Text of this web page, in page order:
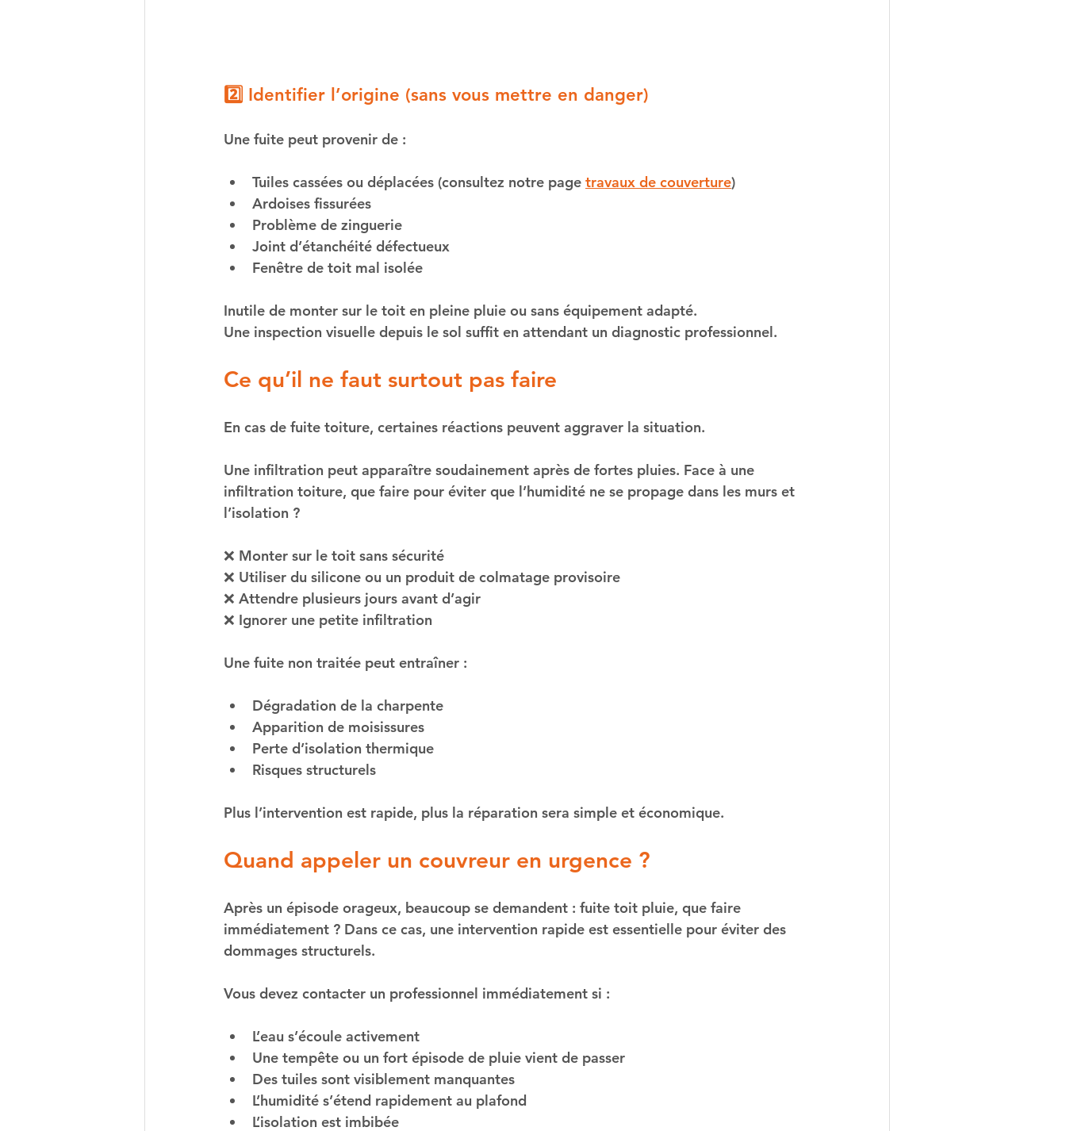
2️⃣ Identifier l’origine (sans vous mettre en danger)
Une fuite peut provenir de :
Tuiles cassées ou déplacées (consultez notre page travaux de couverture)
Ardoises fissurées
Problème de zinguerie
Joint d’étanchéité défectueux
Fenêtre de toit mal isolée
Inutile de monter sur le toit en pleine pluie ou sans équipement adapté.
Une inspection visuelle depuis le sol suffit en attendant un diagnostic professionnel.
Ce qu’il ne faut surtout pas faire
En cas de fuite toiture, certaines réactions peuvent aggraver la situation.
Une infiltration peut apparaître soudainement après de fortes pluies. Face à une
infiltration toiture, que faire pour éviter que l’humidité ne se propage dans les murs et
l’isolation ?
❌ Monter sur le toit sans sécurité
❌ Utiliser du silicone ou un produit de colmatage provisoire
❌ Attendre plusieurs jours avant d’agir
❌ Ignorer une petite infiltration
Une fuite non traitée peut entraîner :
Dégradation de la charpente
Apparition de moisissures
Perte d’isolation thermique
Risques structurels
Plus l’intervention est rapide, plus la réparation sera simple et économique.
Quand appeler un couvreur en urgence ?
Après un épisode orageux, beaucoup se demandent : fuite toit pluie, que faire
immédiatement ? Dans ce cas, une intervention rapide est essentielle pour éviter des
dommages structurels.
Vous devez contacter un professionnel immédiatement si :
L’eau s’écoule activement
Une tempête ou un fort épisode de pluie vient de passer
Des tuiles sont visiblement manquantes
L’humidité s’étend rapidement au plafond
L’isolation est imbibée